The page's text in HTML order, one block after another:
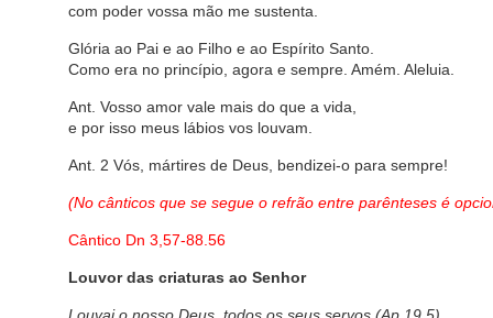
com poder vossa mão me sustenta.
Glória ao Pai e ao Filho e ao Espírito Santo.
Como era no princípio, agora e sempre. Amém. Aleluia.
Ant. Vosso amor vale mais do que a vida,
e por isso meus lábios vos louvam.
Ant. 2 Vós, mártires de Deus, bendizei-o para sempre!
(No cânticos que se segue o refrão entre parênteses é
Cântico Dn 3,57-88.56
Louvor das criaturas ao Senhor